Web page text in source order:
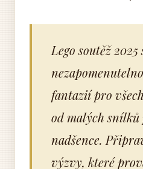
Lego soutěž
fantazií pro
od malých snílků
nadšence.
výzvy, které